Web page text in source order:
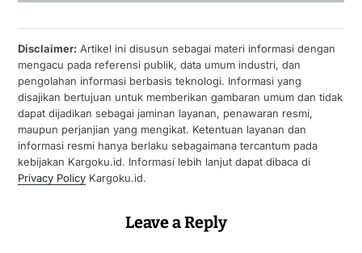
Disclaimer:Artikel ini disusun sebagai materi informasi dengan
mengacu pada referensi publik, data umum industri, dan
pengolahan informasi berbasis teknologi. Informasi yang
disajikan bertujuan untuk memberikan gambaran umum dan tidak
dapat dijadikan sebagai jaminan layanan, penawaran resmi,
maupun perjanjian yang mengikat. Ketentuan layanan dan
informasi resmi hanya berlaku sebagaimana tercantum pada
kebijakan Kargoku.id. Informasi lebih lanjut dapat dibaca di
Privacy PolicyKargoku.id.
Leave a Reply